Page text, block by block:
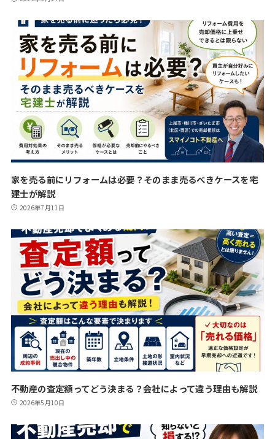
家を売る前にリフォームは必要？そのまま売るべきケースを宅
建士が解説
2026年7月11日
不動産の査定額ってどう決まる？会社によって違う理由も解説
2026年5月10日